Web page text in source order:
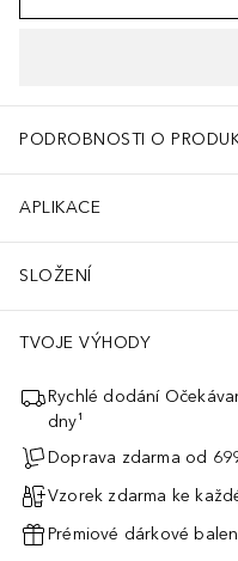
PODROBNOSTI O
APLIKACE
SLOŽENÍ
TVOJE VÝHODY
Rychlé dodání
dny¹
Doprava zdarma od
Vzorek zdarma ke
Prémiové dárkové